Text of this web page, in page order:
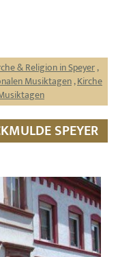
& Religion in Speyer,
Musiktagen,Kirche
SPEYER